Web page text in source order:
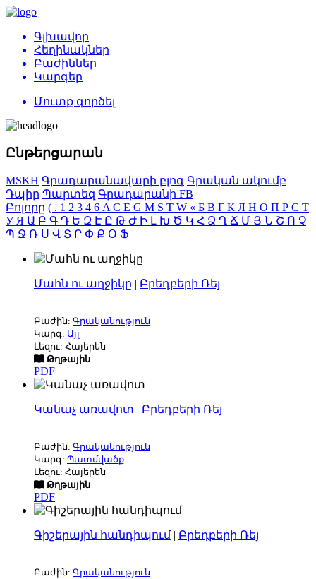
Գլխավոր
Հեղինակներ
Բաժիններ
Կարգեր
Մուտք գործել
Ընթերցարան
MSKH Գրադարանավարի բլոգ Գրական ակումբ
Դպիր Պարտեզ Գրադարանի FB
Բոլորը ( . 1 2 3 4 6 AC E G M S T W « Б В Г К Л Н О П Р С Т
УЯ Ա Բ Գ Դ Ե Զ Է Ը Թ Ժ Ի Լ Խ Ծ Կ Հ Ձ Ղ Ճ Մ Յ Ն Շ Ո Չ
Պ Ջ Ռ Ս Վ Տ Ր Փ Ք Օ Ֆ
Մահն ու աղջիկը | Բրեդբերի Ռեյ
Բաժին: Գրականություն
Կարգ: Այլ
Լեզու: Հայերեն
Թղթային
PDF
Կանաչ առավոտ | Բրեդբերի Ռեյ
Բաժին: Գրականություն
Կարգ: Պատմվածք
Լեզու: Հայերեն
Թղթային
PDF
Գիշերային հանդիպում| Բրեդբերի Ռեյ
Բաժին: Գրականություն